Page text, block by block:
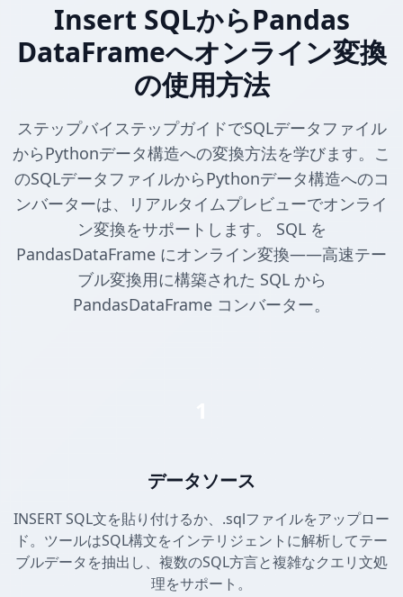
Insert SQLからPandas
DataFrameへオンライン変換
の使用方法
ステップバイステップガイドでSQLデータファイル
からPythonデータ構造への変換方法を学びます。こ
のSQLデータファイルからPythonデータ構造へのコ
ンバーターは、リアルタイムプレビューでオンライ
ン変換をサポートします。 SQL を
PandasDataFrame にオンライン変換——高速テー
ブル変換用に構築された SQL から
PandasDataFrame コンバーター。
データソース
INSERT SQL文を貼り付けるか、.sqlファイルをアップロー
ド。ツールはSQL構文をインテリジェントに解析してテー
ブルデータを抽出し、複数のSQL方言と複雑なクエリ文処
理をサポート。